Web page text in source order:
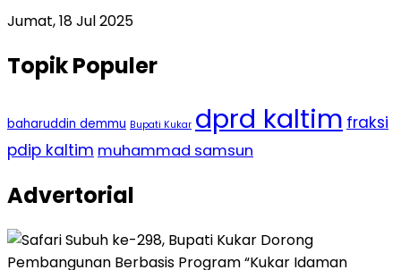
Jumat, 18 Jul 2025
Topik Populer
baharuddin demmu Bupati Kukar dprd kaltim fraksi
pdip kaltim muhammad samsun
Advertorial